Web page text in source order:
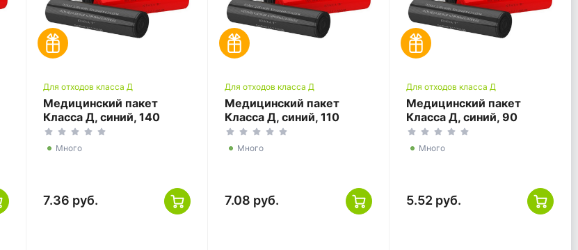
Для отходов класса Д
Медицинский пакет
Класса Д, синий, 140
литров, 800*1000
Много
7.36 руб.
Для отходов класса Д
Медицинский пакет
Класса Д, синий, 110
литров, 700*1100
Много
7.08 руб.
Для отходов класса Д
Медицинский пакет
Класса Д, синий, 90
литров, 600*1000
Много
5.52 руб.